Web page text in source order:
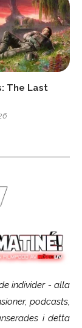
The Last
individer - alla
podcasts,
i detta